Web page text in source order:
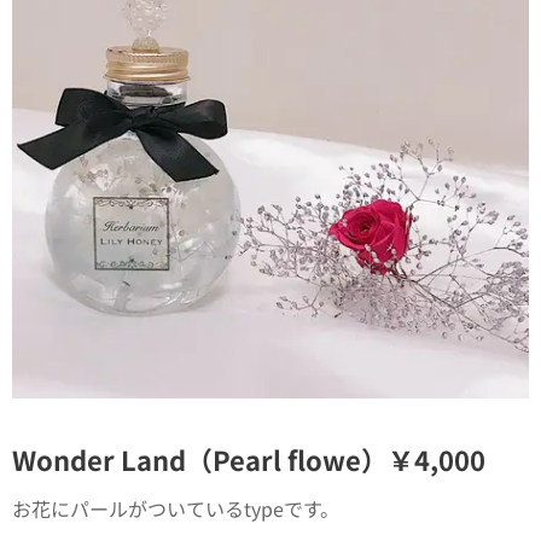
Wonder Land（Pearl flowe）￥4,000
お花にパールがついているtypeです。